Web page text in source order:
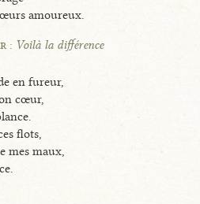
amoureux.
: Voilà la différence
en fureur,
cœur,
flots,
mes maux,